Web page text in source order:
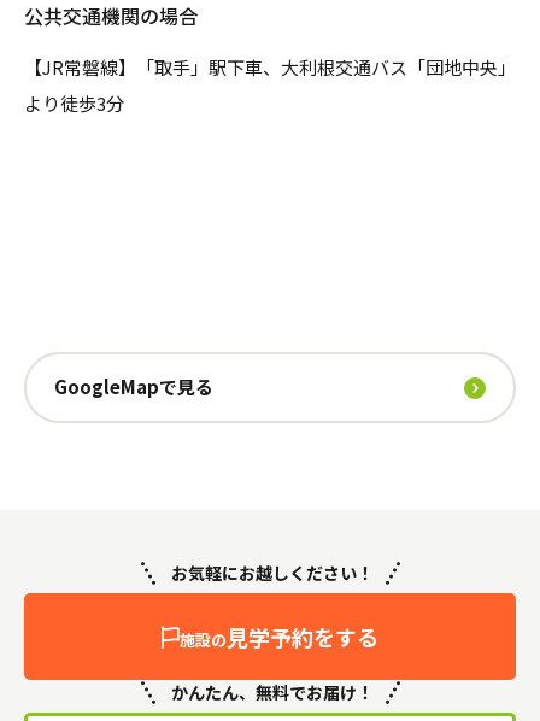
公共交通機関の場合
【JR常磐線】「取手」駅下車、大利根交通バス「団地中央」
より徒歩3分
GoogleMapで見る
かんたん、無料でお届け！
お気軽にお越しください！
施設の 見学予約をする